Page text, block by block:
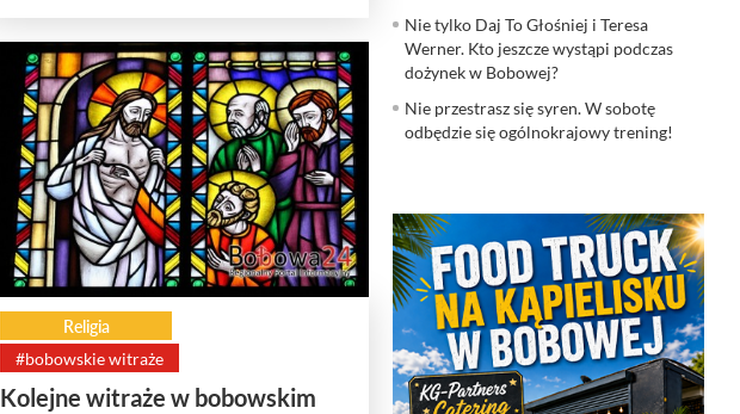
Religia
#bobowskie witraże
Kolejne witraże w bobowskim
Nie tylko Daj To Głośniej i Teresa
Werner. Kto jeszcze wystąpi podczas
dożynek w Bobowej?
Nie przestrasz się syren. W sobotę
odbędzie się ogólnokrajowy trening!